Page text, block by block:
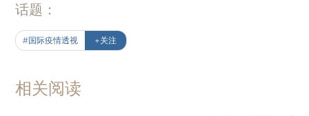
话题：
#国际疫情透视 +关注
相关阅读